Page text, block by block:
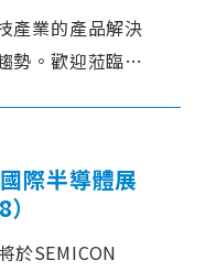
產業的產品解決
勢。歡迎蒞臨交
際半導體展
於SEMICON